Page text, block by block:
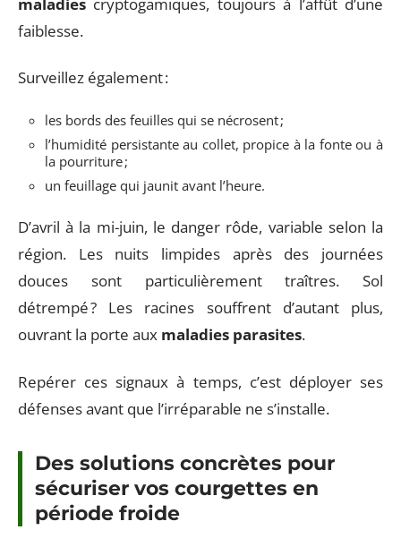
faiblesse.
Surveillez également :
les bords des feuilles qui se nécrosent ;
l’humidité persistante au collet, propice à la fonte ou à
la pourriture ;
un feuillage qui jaunit avant l’heure.
D’avril à la mi-juin, le danger rôde, variable selon la
région. Les nuits limpides après des journées
douces sont particulièrement traîtres. Sol
détrempé ? Les racines souffrent d’autant plus,
ouvrant la porte aux maladies parasites.
Repérer ces signaux à temps, c’est déployer ses
défenses avant que l’irréparable ne s’installe.
Des solutions concrètes pour
sécuriser vos courgettes en
période froide